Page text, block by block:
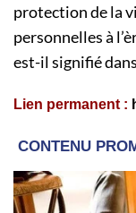
protection de la
personnelles à
est-il signifié
Lien permanent :